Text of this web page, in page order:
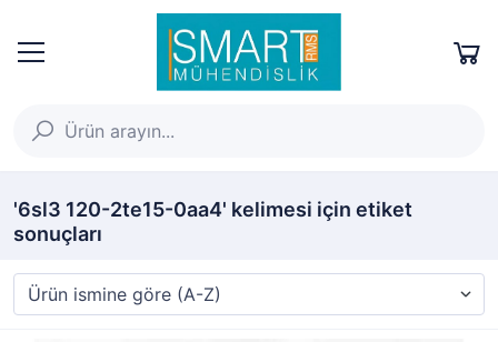
'6sl3 120-2te15-0aa4' kelimesi için etiket
sonuçları